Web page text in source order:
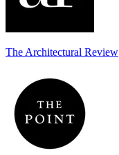
The Architectural Review